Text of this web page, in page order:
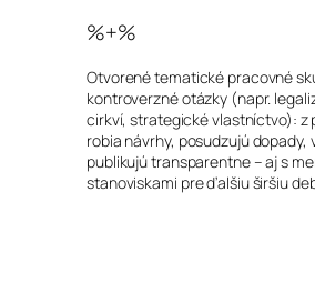
%+%
Otvorené tematické pracovné
kontroverzné otázky (napr.
cirkví, strategické vlastníctvo): z
robia návrhy, posudzujú dopady,
publikujú transparentne – aj s
stanoviskami pre ďalšiu širšiu